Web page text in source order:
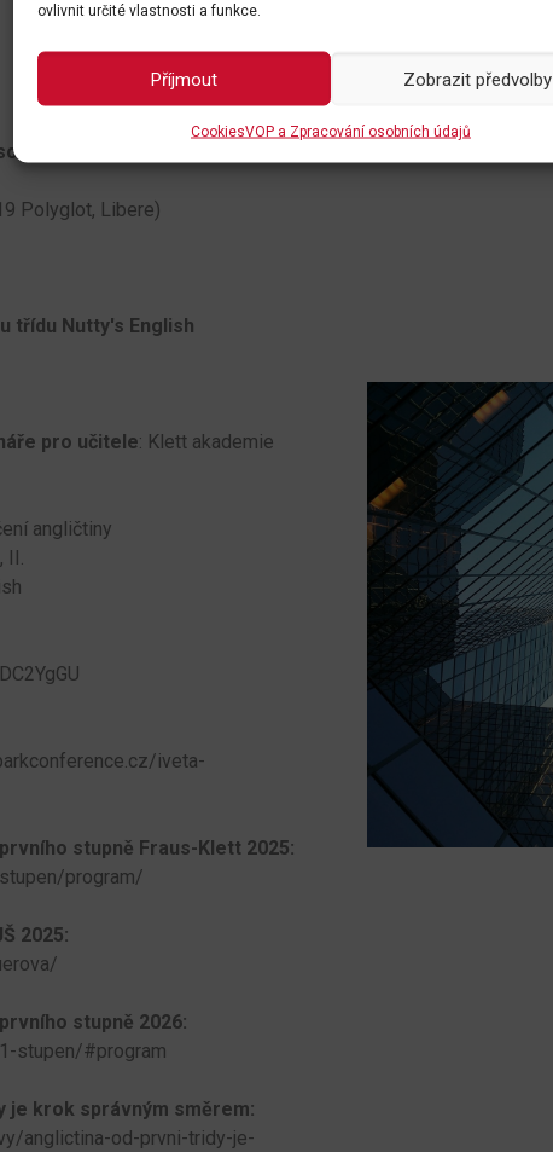
ovlivnit určité vlastnosti a funkce.
Příjmout Zobrazit předvolby
CookiesVOP a Zpracování osobních údajů
Polyglot, Libere)
třídu Nutty's English
pro učitele: Klett akademie
angličtiny
II.
iveta-
stupně Fraus-Klett 2025:
program/
2025:
stupně 2026:
stupen/#program
je krok správným směrem:
anglictina-od-prvni-tridy-je-